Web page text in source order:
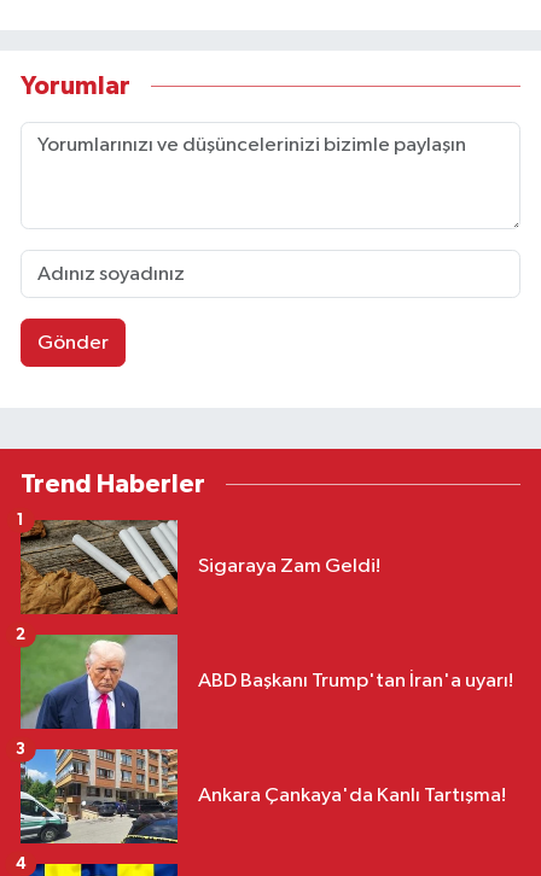
Yorumlar
Gönder
Trend Haberler
Sigaraya Zam Geldi!
1
ABD Başkanı Trump'tan İran'a uyarı!
2
Ankara Çankaya'da Kanlı Tartışma!
3
4